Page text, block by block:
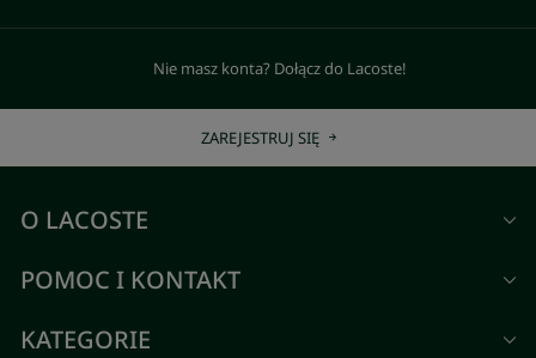
Nie masz konta? Dołącz do Lacoste!
ZAREJESTRUJ SIĘ
O LACOSTE
POMOC I KONTAKT
KATEGORIE